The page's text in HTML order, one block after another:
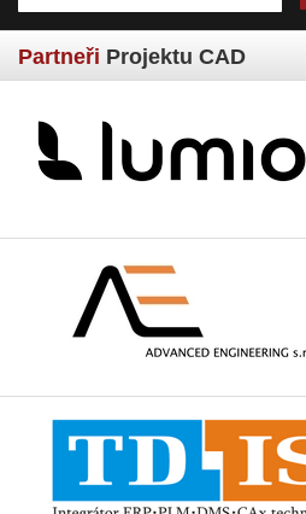
Partneři Projektu CAD